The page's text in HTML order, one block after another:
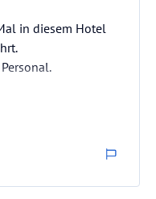
in diesem Hotel